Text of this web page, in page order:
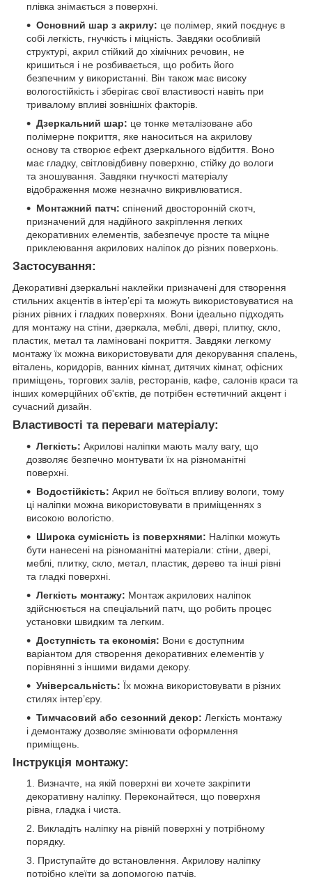
плівка знімається з поверхні.
Основний шар з акрилу: це полімер, який поєднує в
собі легкість, гнучкість і міцність. Завдяки особливій
структурі, акрил стійкий до хімічних речовин, не
кришиться і не розбивається, що робить його
безпечним у використанні. Він також має високу
вологостійкість і зберігає свої властивості навіть при
тривалому впливі зовнішніх факторів.
Дзеркальний шар: це тонке металізоване або
полімерне покриття, яке наноситься на акрилову
основу та створює ефект дзеркального відбиття. Воно
має гладку, світловідбивну поверхню, стійку до вологи
та зношування. Завдяки гнучкості матеріалу
відображення може незначно викривлюватися.
Монтажний патч: спінений двосторонній скотч,
призначений для надійного закріплення легких
декоративних елементів, забезпечує просте та міцне
приклеювання акрилових наліпок до різних поверхонь.
Застосування:
Декоративні дзеркальні наклейки призначені для створення
стильних акцентів в інтер’єрі та можуть використовуватися на
різних рівних і гладких поверхнях. Вони ідеально підходять
для монтажу на стіни, дзеркала, меблі, двері, плитку, скло,
пластик, метал та ламіновані покриття. Завдяки легкому
монтажу їх можна використовувати для декорування спалень,
віталень, коридорів, ванних кімнат, дитячих кімнат, офісних
приміщень, торгових залів, ресторанів, кафе, салонів краси та
інших комерційних об'єктів, де потрібен естетичний акцент і
сучасний дизайн.
Властивості та переваги матеріалу:
Легкість: Акрилові наліпки мають малу вагу, що
дозволяє безпечно монтувати їх на різноманітні
поверхні.
Водостійкість: Акрил не боїться впливу вологи, тому
ці наліпки можна використовувати в приміщеннях з
високою вологістю.
Широка сумісність із поверхнями: Наліпки можуть
бути нанесені на різноманітні матеріали: стіни, двері,
меблі, плитку, скло, метал, пластик, дерево та інші рівні
та гладкі поверхні.
Легкість монтажу: Монтаж акрилових наліпок
здійснюється на спеціальний патч, що робить процес
установки швидким та легким.
Доступність та економія: Вони є доступним
варіантом для створення декоративних елементів у
порівнянні з іншими видами декору.
Універсальність: Їх можна використовувати в різних
стилях інтер’єру.
Тимчасовий або сезонний декор: Легкість монтажу
і демонтажу дозволяє змінювати оформлення
приміщень.
Інструкція монтажу:
Визначте, на якій поверхні ви хочете закріпити
декоративну наліпку. Переконайтеся, що поверхня
рівна, гладка і чиста.
Викладіть наліпку на рівній поверхні у потрібному
порядку.
Приступайте до встановлення. Акрилову наліпку
потрібно клеїти за допомогою патчів.